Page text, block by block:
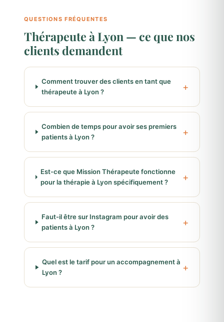
QUESTIONS FRÉQUENTES
Thérapeute à Lyon — ce que nos
clients demandent
Comment trouver des clients en tant que
thérapeute à Lyon ?
Combien de temps pour avoir ses premiers
patients à Lyon ?
Est-ce que Mission Thérapeute fonctionne
pour la thérapie à Lyon spécifiquement ?
Faut-il être sur Instagram pour avoir des
patients à Lyon ?
Quel est le tarif pour un accompagnement à
Lyon ?